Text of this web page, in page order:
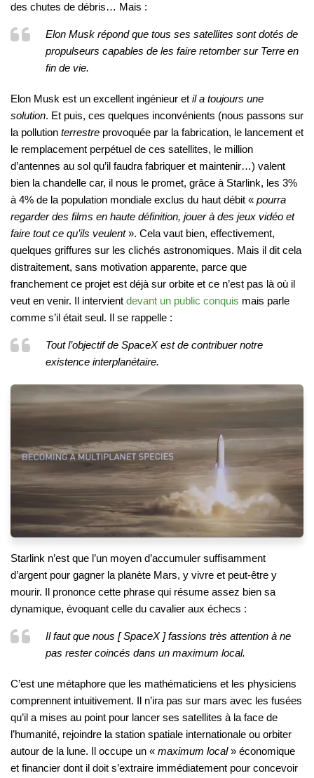
des chutes de débris… Mais :
Elon Musk répond que tous ses satellites sont dotés de
propulseurs capables de les faire retomber sur Terre en
fin de vie.
Elon Musk est un excellent ingénieur et il a toujours une
solution. Et puis, ces quelques inconvénients (nous passons sur
la pollution terrestre provoquée par la fabrication, le lancement et
le remplacement perpétuel de ces satellites, le million
d’antennes au sol qu’il faudra fabriquer et maintenir…) valent
bien la chandelle car, il nous le promet, grâce à Starlink, les 3%
à 4% de la population mondiale exclus du haut débit « pourra
regarder des films en haute définition, jouer à des jeux vidéo et
faire tout ce qu’ils veulent». Cela vaut bien, effectivement,
quelques griffures sur les clichés astronomiques. Mais il dit cela
distraitement, sans motivation apparente, parce que
franchement ce projet est déjà sur orbite et ce n’est pas là où il
veut en venir. Il intervient devant un public conquis mais parle
comme s’il était seul. Il se rappelle :
Tout l’objectif de SpaceX est de contribuer notre
existence interplanétaire.
Starlink n’est que l’un moyen d’accumuler suffisamment
d’argent pour gagner la planète Mars, y vivre et peut-être y
mourir. Il prononce cette phrase qui résume assez bien sa
dynamique, évoquant celle du cavalier aux échecs :
Il faut que nous [ SpaceX ] fassions très attention à ne
pas rester coincés dans un maximum local.
C’est une métaphore que les mathématiciens et les physiciens
comprennent intuitivement. Il n’ira pas sur mars avec les fusées
qu’il a mises au point pour lancer ses satellites à la face de
l’humanité, rejoindre la station spatiale internationale ou orbiter
autour de la lune. Il occupe un « maximum local» économique
et financier dont il doit s’extraire immédiatement pour concevoir